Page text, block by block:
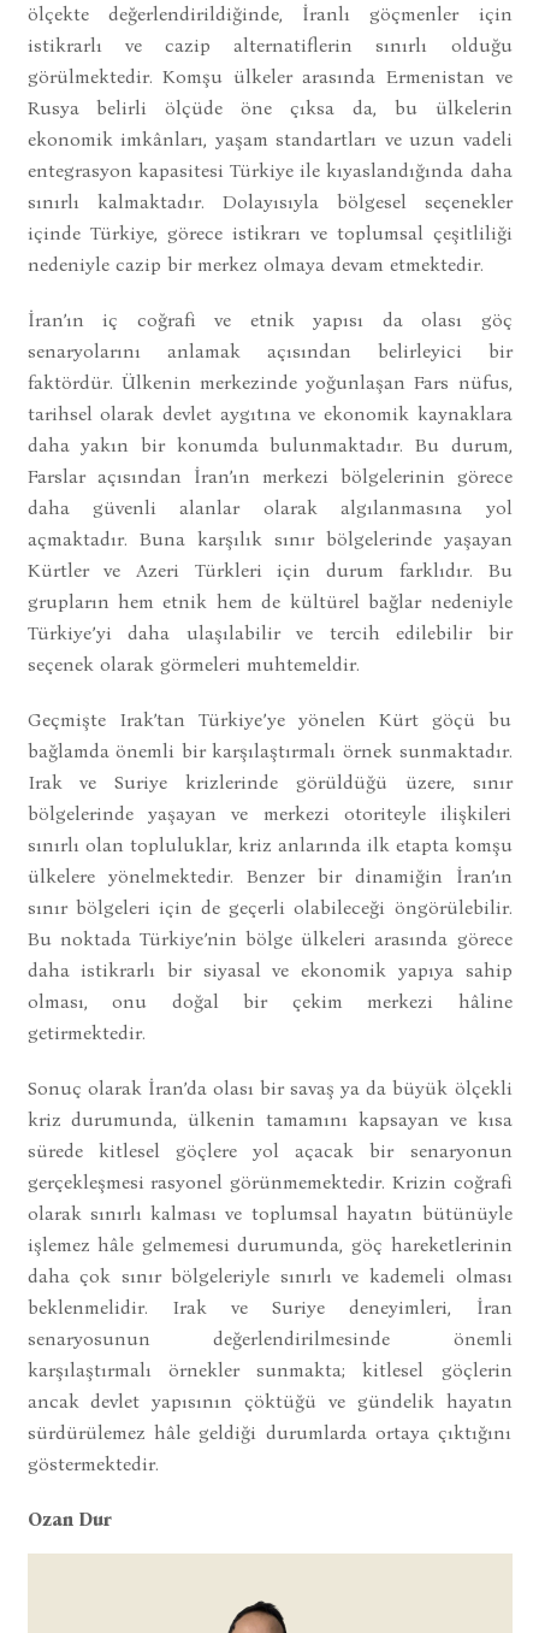
ölçekte değerlendirildiğinde, İranlı göçmenler için
istikrarlı ve cazip alternatiflerin sınırlı olduğu
görülmektedir. Komşu ülkeler arasında Ermenistan ve
Rusya belirli ölçüde öne çıksa da, bu ülkelerin
ekonomik imkânları, yaşam standartları ve uzun vadeli
entegrasyon kapasitesi Türkiye ile kıyaslandığında daha
sınırlı kalmaktadır. Dolayısıyla bölgesel seçenekler
içinde Türkiye, görece istikrarı ve toplumsal çeşitliliği
nedeniyle cazip bir merkez olmaya devam etmektedir.
İran’ın iç coğrafi ve etnik yapısı da olası göç
senaryolarını anlamak açısından belirleyici bir
faktördür. Ülkenin merkezinde yoğunlaşan Fars nüfus,
tarihsel olarak devlet aygıtına ve ekonomik kaynaklara
daha yakın bir konumda bulunmaktadır. Bu durum,
Farslar açısından İran’ın merkezi bölgelerinin görece
daha güvenli alanlar olarak algılanmasına yol
açmaktadır. Buna karşılık sınır bölgelerinde yaşayan
Kürtler ve Azeri Türkleri için durum farklıdır. Bu
grupların hem etnik hem de kültürel bağlar nedeniyle
Türkiye’yi daha ulaşılabilir ve tercih edilebilir bir
seçenek olarak görmeleri muhtemeldir.
Geçmişte Irak’tan Türkiye’ye yönelen Kürt göçü bu
bağlamda önemli bir karşılaştırmalı örnek sunmaktadır.
Irak ve Suriye krizlerinde görüldüğü üzere, sınır
bölgelerinde yaşayan ve merkezi otoriteyle ilişkileri
sınırlı olan topluluklar, kriz anlarında ilk etapta komşu
ülkelere yönelmektedir. Benzer bir dinamiğin İran’ın
sınır bölgeleri için de geçerli olabileceği öngörülebilir.
Bu noktada Türkiye’nin bölge ülkeleri arasında görece
daha istikrarlı bir siyasal ve ekonomik yapıya sahip
olması, onu doğal bir çekim merkezi hâline
getirmektedir.
Sonuç olarak İran’da olası bir savaş ya da büyük ölçekli
kriz durumunda, ülkenin tamamını kapsayan ve kısa
sürede kitlesel göçlere yol açacak bir senaryonun
gerçekleşmesi rasyonel görünmemektedir. Krizin coğrafi
olarak sınırlı kalması ve toplumsal hayatın bütünüyle
işlemez hâle gelmemesi durumunda, göç hareketlerinin
daha çok sınır bölgeleriyle sınırlı ve kademeli olması
beklenmelidir. Irak ve Suriye deneyimleri, İran
senaryosunun değerlendirilmesinde önemli
karşılaştırmalı örnekler sunmakta; kitlesel göçlerin
ancak devlet yapısının çöktüğü ve gündelik hayatın
sürdürülemez hâle geldiği durumlarda ortaya çıktığını
göstermektedir.
Ozan Dur